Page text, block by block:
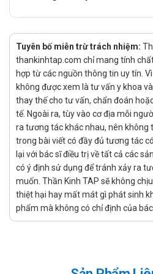
Cách dùng:
Dùng theo đường uống
Uống trước khi ăn 30 phút
Người lớn: Mỗi lần 2 – 3 viên,
Dùng theo đợt từ 2 – 3 tháng.
Tương tác
Thuốc hạ đường huyết: Sâm
hưởng đến mức đường huyết;
thuốc hạ đường huyết nên
khi sử dụng.
Thuốc chống đông máu: Một
phẩm có thể tác động đến quá
Tuyên bố miễn trừ trách nhiệm:
thankinhtap.com chỉ mang tính
hợp từ các nguồn thông tin uy tín.
không được xem là tư vấn y khoa
thay thế cho tư vấn, chẩn đoán
tế. Ngoài ra, tùy vào cơ địa mỗi
ra tương tác khác nhau, nên không
trong bài viết có đầy đủ tương tác
lại với bác sĩ điều trị về tất cả các
có ý định sử dụng để tránh xảy ra
muốn. Thần Kinh TAP sẽ không
thiệt hại hay mất mát gì phát sinh
phẩm mà không có chỉ định của bác